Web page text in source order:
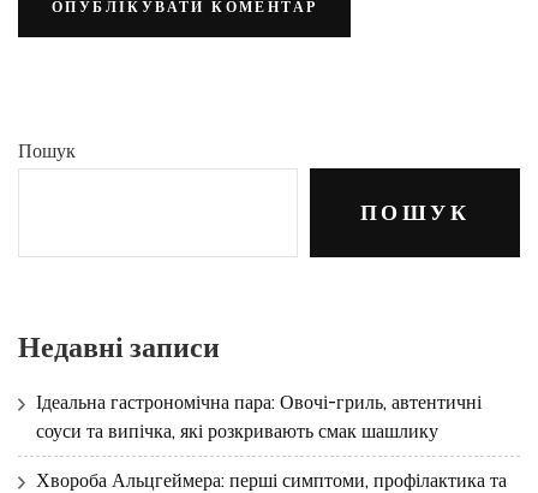
Пошук
ПОШУК
Недавні записи
Ідеальна гастрономічна пара: Овочі-гриль, автентичні
соуси та випічка, які розкривають смак шашлику
Хвороба Альцгеймера: перші симптоми, профілактика та